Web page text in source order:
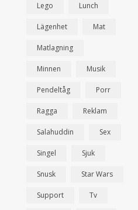
Lego Lunch
Lägenhet Mat
Matlagning
Minnen Musik
Pendeltåg Porr
Ragga Reklam
Salahuddin Sex
Singel Sjuk
Snusk Star Wars
Support Tv